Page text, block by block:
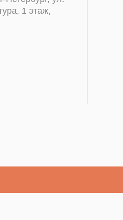
1 этаж,